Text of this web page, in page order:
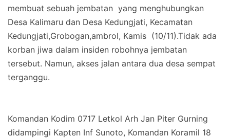
membuat sebuah jembatan yang menghubungkan
Desa Kalimaru dan Desa Kedungjati, Kecamatan
Kedungjati,Grobogan,ambrol, Kamis (10/11).Tidak ada
korban jiwa dalam insiden robohnya jembatan
tersebut. Namun, akses jalan antara dua desa sempat
terganggu.
Komandan Kodim 0717 Letkol Arh Jan Piter Gurning
didampingi Kapten Inf Sunoto, Komandan Koramil 18